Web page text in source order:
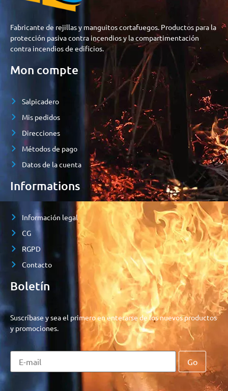
Fabricante de rejillas y manguitos cortafuegos. Productos para la
protección pasiva contra incendios y la compartimentación
contra incendios de edificios.
Mon compte
Salpicadero
Mis pedidos
Direcciones
Métodos de pago
Datos de la cuenta
Informations
Información legal
CG
RGPD
Contacto
Boletín
Suscríbase y sea el primero en enterarse de los nuevos productos
y promociones.